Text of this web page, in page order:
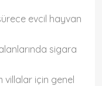
evcil hayvan
alanlarında sigara
için genel